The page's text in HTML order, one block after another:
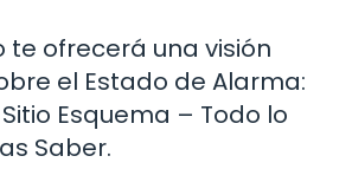
te ofrecerá una visión
el Estado de Alarma:
Esquema – Todo lo
Saber.